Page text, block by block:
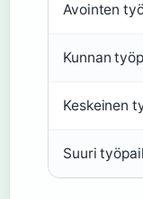
Avointen
Kunnan
Keskeinen
Suuri